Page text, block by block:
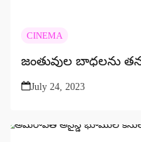
CINEMA
జంతువుల బాధలను
July 24, 2023